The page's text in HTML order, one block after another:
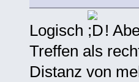
Logisch
!
Treffen als
Distanz von